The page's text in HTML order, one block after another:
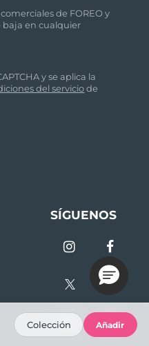
de FOREO y
en cualquier
y se aplica la
del serviciode
SÍGUENOS
Colección Añadir